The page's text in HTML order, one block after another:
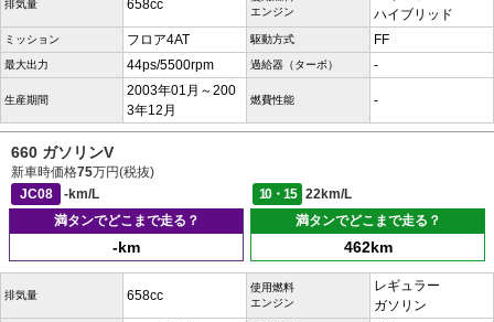
排気量 658cc
エンジン
ハイブリッド
ミッション フロア4AT 駆動方式 FF
最大出力 44ps/5500rpm 過給器（ターボ） -
生産期間
2003年01月～200
3年12月
燃費性能 -
660 ガソリンV
新車時価格75万円(税抜)
JC08
-km/L 10・15
22km/L
満タンでどこまで走る？
-km
満タンでどこまで走る？
462km
排気量 658cc
使用燃料
エンジン
レギュラー
ガソリン